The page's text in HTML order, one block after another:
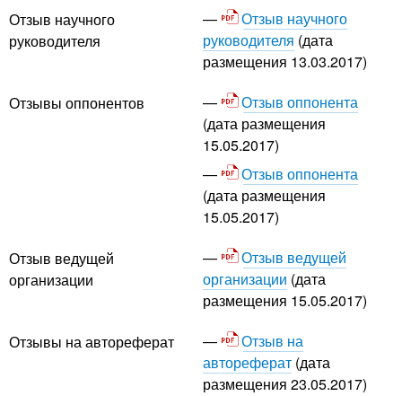
Отзыв научного
руководителя
Отзыв научного
руководителя (дата
размещения 13.03.2017)
Отзывы оппонентов
Отзыв оппонента
(дата размещения
15.05.2017)
Отзыв оппонента
(дата размещения
15.05.2017)
Отзыв ведущей
организации
Отзыв ведущей
организации (дата
размещения 15.05.2017)
Отзывы на автореферат
Отзыв на
автореферат (дата
размещения 23.05.2017)